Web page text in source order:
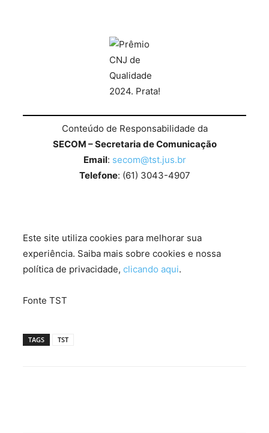
Conteúdo de Responsabilidade da
SECOM – Secretaria de Comunicação
Email: secom@tst.jus.br
Telefone: (61) 3043-4907
Este site utiliza cookies para melhorar sua
experiência. Saiba mais sobre cookies e nossa
política de privacidade, clicando aqui.
Fonte TST
TAGS TST